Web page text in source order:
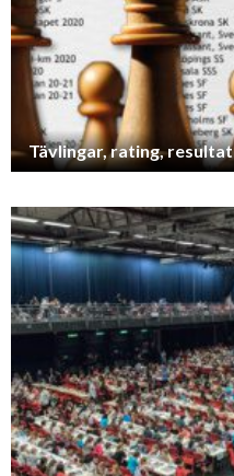
Tävlingar, rating, resultat